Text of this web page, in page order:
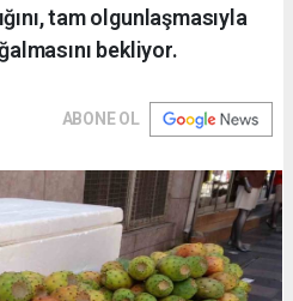
tam olgunlaşmasıyla
bekliyor.
ABONE OL